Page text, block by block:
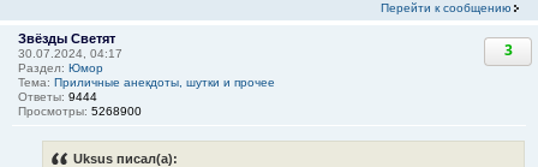
Перейти к сообщению
Звёзды Светят
30.07.2024, 04:17
Раздел: Юмор
Тема: Приличные анекдоты, шутки и прочее
Ответы: 9444
Просмотры: 5268900
3
Uksus писал(а):